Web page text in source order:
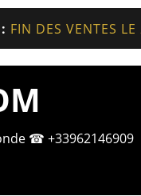
FIN DES VENTES
☎ +33962146909